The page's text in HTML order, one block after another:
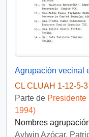
Agrupación vecinal
CL CLUAH 1-12-5-3
Parte de
1994)
Nombres
Aylwin Azócar,